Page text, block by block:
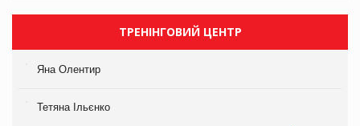
ТРЕНІНГОВИЙ ЦЕНТР
Яна Олентир
Тетяна Ільєнко